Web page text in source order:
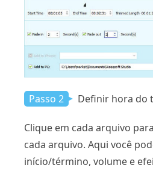
Passo 2 Definir hora do
Clique em cada arquivo
cada arquivo. Aqui você
início/término, volume e